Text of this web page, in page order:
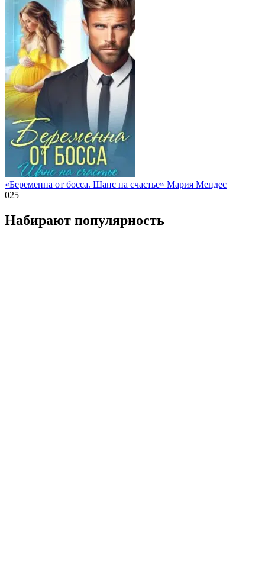
«Беременна от босса. Шанс на счастье» Мария Мендес
025
Набирают популярность